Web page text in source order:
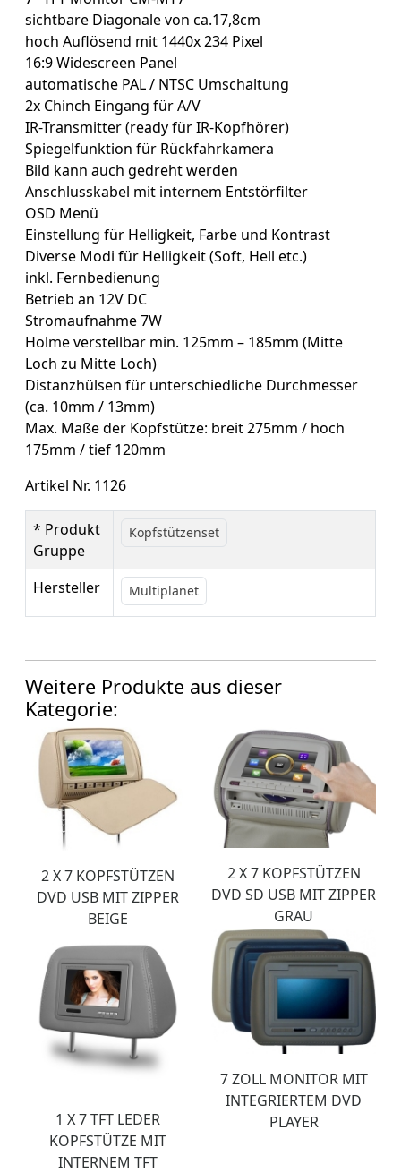
sichtbare Diagonale von ca.17,8cm
hoch Auflösend mit 1440x 234 Pixel
16:9 Widescreen Panel
automatische PAL / NTSC Umschaltung
2x Chinch Eingang für A/V
IR-Transmitter (ready für IR-Kopfhörer)
Spiegelfunktion für Rückfahrkamera
Bild kann auch gedreht werden
Anschlusskabel mit internem Entstörfilter
OSD Menü
Einstellung für Helligkeit, Farbe und Kontrast
Diverse Modi für Helligkeit (Soft, Hell etc.)
inkl. Fernbedienung
Betrieb an 12V DC
Stromaufnahme 7W
Holme verstellbar min. 125mm – 185mm (Mitte
Loch zu Mitte Loch)
Distanzhülsen für unterschiedliche Durchmesser
(ca. 10mm / 13mm)
Max. Maße der Kopfstütze: breit 275mm / hoch
175mm / tief 120mm
Artikel Nr. 1126
* Produkt
Gruppe
Kopfstützenset
Hersteller Multiplanet
Weitere Produkte aus dieser
Kategorie:
2 X 7 KOPFSTÜTZEN
DVD USB MIT ZIPPER
BEIGE
2 X 7 KOPFSTÜTZEN
DVD SD USB MIT ZIPPER
GRAU
1 X 7 TFT LEDER
KOPFSTÜTZE MIT
INTERNEM TFT
7 ZOLL MONITOR MIT
INTEGRIERTEM DVD
PLAYER